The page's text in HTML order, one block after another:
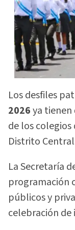
Los desfiles
2026ya
de los
Distrito
La Secretaría
programación
públicos y
celebración de